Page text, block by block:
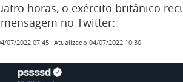
horas, o exército britânico
no Twitter:
07/2022 07:45 Atualizado 04/07/2022 10:30